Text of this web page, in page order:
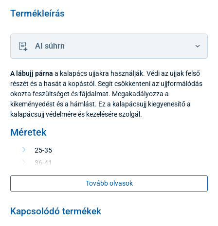
Termékleírás
AI súhrn
A lábujj párna a kalapács ujjakra használják. Védi az ujjak felső
részét és a hasát a kopástól. Segít csökkenteni az ujjformálódás
okozta feszültséget és fájdalmat. Megakadályozza a
kikeményedést és a hámlást. Ez a kalapácsujj kiegyenesítő a
kalapácsujj védelmére és kezelésére szolgál.
Méretek
25-35
36-41
42-47
Tovább olvasok
Kapcsolódó termékek